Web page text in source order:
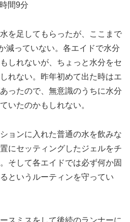
間9分
を足してもらったが、ここまで
減っていない。各エイドで水分
しれないが、ちょっと水分をセ
れない。昨年初めて出た時はエ
ったので、無意識のうちに水分
いたのかもしれない。
ョンに入れた普通の水を飲みな
にセッティングしたジェルをチ
そして各エイドでは必ず何か固
というルーティンを守ってい
スミスをして後続のランナーに